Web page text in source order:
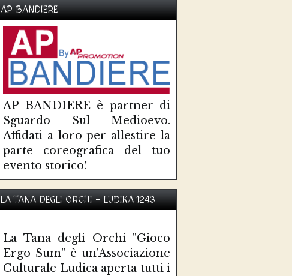
AP BANDIERE
AP BANDIERE è partner di
Sguardo Sul Medioevo.
Affidati a loro per allestire la
parte coreografica del tuo
evento storico!
LA TANA DEGLI ORCHI - LUDIKA 1243
La Tana degli Orchi "Gioco
Ergo Sum" è un'Associazione
Culturale Ludica aperta tutti i